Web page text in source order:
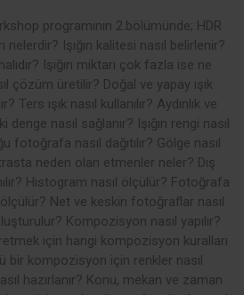
programının 2.bölümünde; HDR
nelerdir? Işığın kalitesi nasıl belirlenir?
Işığın miktarı çok fazla ise ne
çözüm üretilir? Doğal ve yapay ışık
Ters ışık nasıl kullanılır? Aydınlık ve
denge nasıl sağlanır? Işığın rengi nasıl
fotoğrafa nasıl dağıtılır? Gölge nasıl
neden olan etmenler neler? Dış
Histogram nasıl ölçülür? Fotoğrafa
ölçülür? Net ve keskin fotoğraflar nasıl
Kompozisyon nasıl yapılır?
için hangi kompozisyon kuralları
bir kompozisyon için renkler nasıl
hazırlanır? Konu, mekan ve zaman